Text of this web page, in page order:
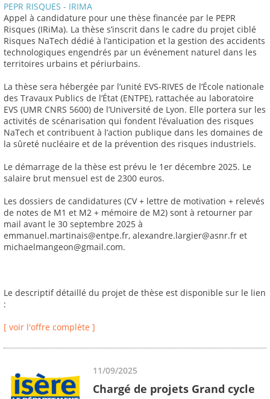
PEPR RISQUES - IRIMA
Appel à candidature pour une thèse financée par le PEPR
Risques (IRiMa). La thèse s’inscrit dans le cadre du projet ciblé
Risques NaTech dédié à l’anticipation et la gestion des accidents
technologiques engendrés par un événement naturel dans les
territoires urbains et périurbains.
La thèse sera hébergée par l’unité EVS-RIVES de l’École nationale
des Travaux Publics de l’État (ENTPE), rattachée au laboratoire
EVS (UMR CNRS 5600) de l’Université de Lyon. Elle portera sur les
activités de scénarisation qui fondent l’évaluation des risques
NaTech et contribuent à l’action publique dans les domaines de
la sûreté nucléaire et de la prévention des risques industriels.
Le démarrage de la thèse est prévu le 1er décembre 2025. Le
salaire brut mensuel est de 2300 euros.
Les dossiers de candidatures (CV + lettre de motivation + relevés
de notes de M1 et M2 + mémoire de M2) sont à retourner par
mail avant le 30 septembre 2025 à
emmanuel.martinais@entpe.fr, alexandre.largier@asnr.fr et
michaelmangeon@gmail.com.
Le descriptif détaillé du projet de thèse est disponible sur le lien
:
[ voir l'offre complète ]
11/09/2025
Chargé de projets Grand cycle